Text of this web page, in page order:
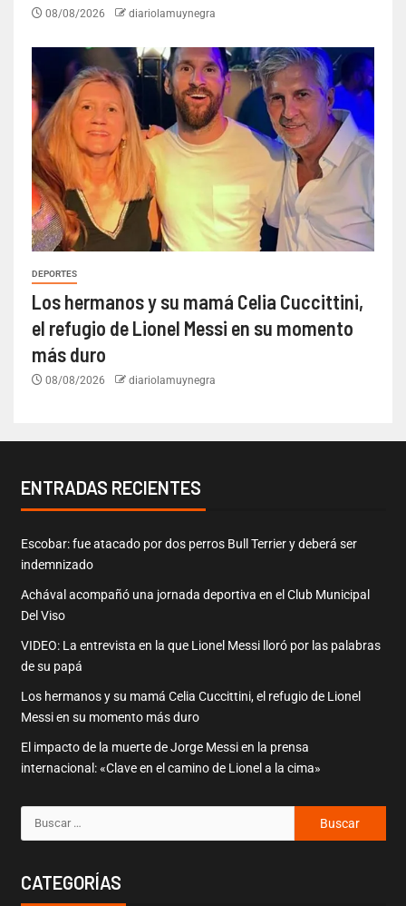
08/08/2026 diariolamuynegra
DEPORTES
Los hermanos y su mamá Celia Cuccittini,
el refugio de Lionel Messi en su momento
más duro
08/08/2026 diariolamuynegra
ENTRADAS RECIENTES
Escobar: fue atacado por dos perros Bull Terrier y deberá ser
indemnizado
Achával acompañó una jornada deportiva en el Club Municipal
Del Viso
VIDEO: La entrevista en la que Lionel Messi lloró por las palabras
de su papá
Los hermanos y su mamá Celia Cuccittini, el refugio de Lionel
Messi en su momento más duro
El impacto de la muerte de Jorge Messi en la prensa
internacional: «Clave en el camino de Lionel a la cima»
CATEGORÍAS